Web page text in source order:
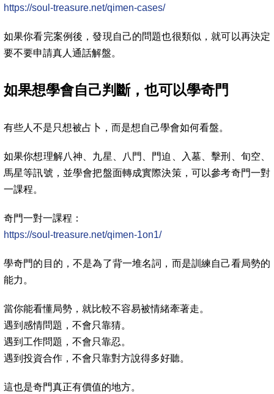
https://soul-treasure.net/qimen-cases/
如果你看完案例後，發現自己的問題也很類似，就可以再決定
要不要申請真人通話解盤。
如果想學會自己判斷，也可以學奇門
有些人不是只想被占卜，而是想自己學會如何看盤。
如果你想理解八神、九星、八門、門迫、入墓、擊刑、旬空、
馬星等訊號，並學會把盤面轉成實際決策，可以參考奇門一對
一課程。
奇門一對一課程：
https://soul-treasure.net/qimen-1on1/
學奇門的目的，不是為了背一堆名詞，而是訓練自己看局勢的
能力。
當你能看懂局勢，就比較不容易被情緒牽著走。
遇到感情問題，不會只靠猜。
遇到工作問題，不會只靠忍。
遇到投資合作，不會只靠對方說得多好聽。
這也是奇門真正有價值的地方。